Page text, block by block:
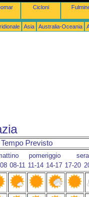
Cicloni
Asia Australia-Oceania
Tempo Previsto
pomeriggio
sera
08-11 11-14 14-17 17-20